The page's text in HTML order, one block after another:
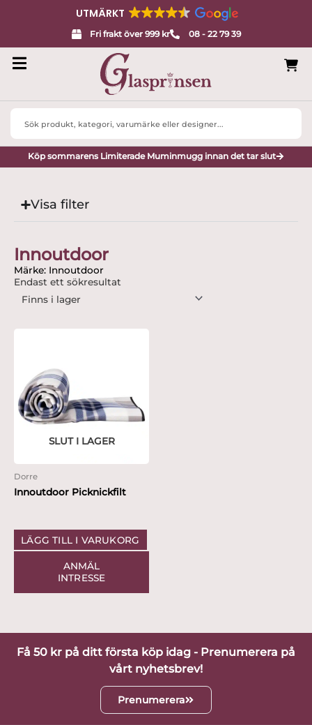
UTMÄRKT
Fri frakt över 999 kr 08 - 22 79 39
Search
Köp sommarens Limiterade Muminmugg innan det tar slut
Visa filter
Innoutdoor
Märke: Innoutdoor
Endast ett sökresultat
SLUT I LAGER
Dorre
Innoutdoor Picknickfilt
LÄGG TILL I VARUKORG
ANMÄL
INTRESSE
Få 50 kr på ditt första köp idag - Prenumerera på
vårt nyhetsbrev!
Prenumerera